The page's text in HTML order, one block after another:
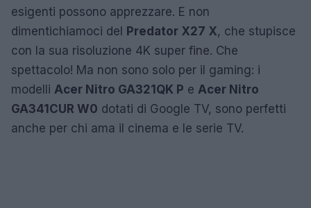
esigenti possono apprezzare. E non
dimentichiamoci del Predator X27 X, che stupisce
con la sua risoluzione 4K super fine. Che
spettacolo! Ma non sono solo per il gaming: i
modelli Acer Nitro GA321QK P e Acer Nitro
GA341CUR W0 dotati di Google TV, sono perfetti
anche per chi ama il cinema e le serie TV.